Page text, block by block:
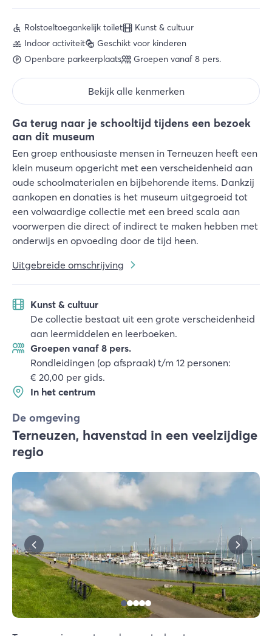
Ga terug naar je schooltijd tijdens een bezoek
aan dit museum
Een groep enthousiaste mensen in Terneuzen heeft een
klein museum opgericht met een verscheidenheid aan
oude schoolmaterialen en bijbehorende items. Dankzij
aankopen en donaties is het museum uitgegroeid tot
een volwaardige collectie met een breed scala aan
voorwerpen die direct of indirect te maken hebben met
onderwijs en opvoeding door de tijd heen.
Uitgebreide omschrijving
Kunst & cultuur
De collectie bestaat uit een grote verscheidenheid
aan leermiddelen en leerboeken.
Groepen vanaf 8 pers.
Rondleidingen (op afspraak) t/m 12 personen:
€ 20,00 per gids.
In het centrum
Rolstoeltoegankelijk toilet
Kunst & cultuur
Indoor activiteit
Geschikt voor kinderen
Openbare parkeerplaats
Groepen vanaf 8 pers.
Bekijk alle kenmerken
De omgeving
Terneuzen, havenstad in een veelzijdige
regio